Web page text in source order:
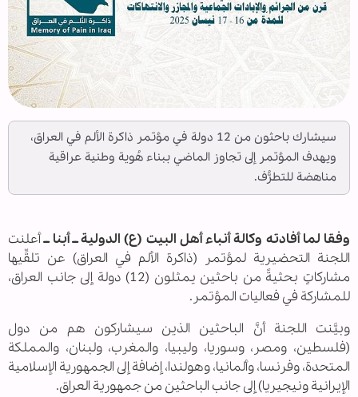
سيشارك باحثون من 12 دولة في مؤتمر ذاكرة الألم في العراق،
ويهدف المؤتمر إلى تجاوز الماضي ببناء هُوية وطنية عراقية
مناهضة للتطرُّف.
وفقا لما أفادته وكالة أنباء أهل البيت (ع) الدولية ــ أبنا ــأعلنت
اللجنة التحضيرية لمؤتمر (ذاكرة الألم في العراق) عن تلقِّيها
مشاركاتٍ بحثيةً من باحثين يمثلون (12) دولة إلى جانب العراق،
للمشاركة في فعاليات المؤتمر.
وبيَّنت اللجنة أنَّ الباحثين الذين سيشاركون هم من دول
(فلسطين، ومصر، وسوريا، وليبيا، والمغرب، ولبنان، والمملكة
المتحدة، وفرنسا، وألمانيا، وهولندا، إضافة إلى الجمهورية الإسلامية
الإيرانية ونيجيريا) إلى جانب الباحثين من جمهورية العراق.